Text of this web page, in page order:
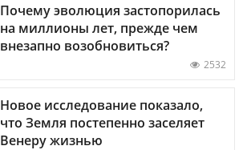
Почему эволюция застопорилась
на миллионы лет, прежде чем
внезапно возобновиться?
2532
Новое исследование показало,
что Земля постепенно заселяет
Венеру жизнью